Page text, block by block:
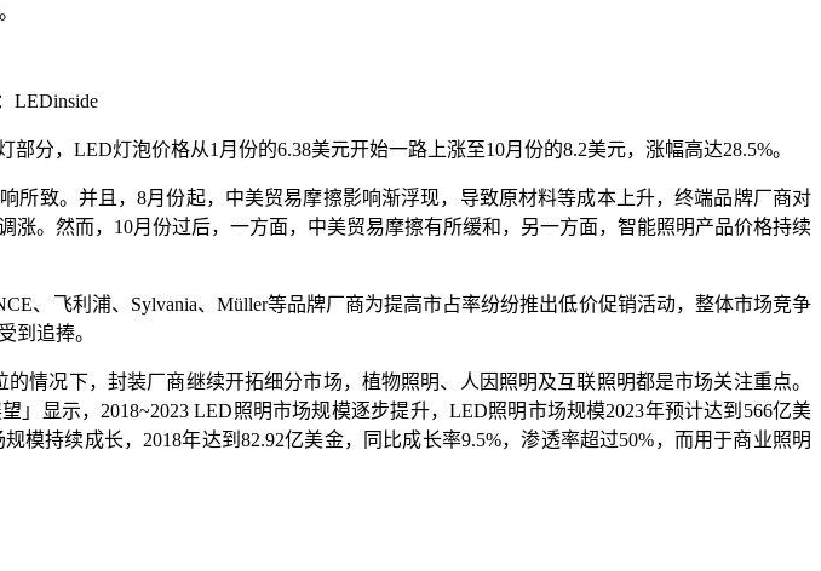
LEDinside
分，LED灯泡价格从1月份的6.38美元开始一路上涨至10月份的8.2美元，涨幅高达28.5%。
致。并且，8月份起，中美贸易摩擦影响渐浮现，导致原材料等成本上升，终端品牌厂商对
。然而，10月份过后，一方面，中美贸易摩擦有所缓和，另一方面，智能照明产品价格持续
、飞利浦、Sylvania、Müller等品牌厂商为提高市占率纷纷推出低价促销活动，整体市场竞争
到追捧。
情况下，封装厂商继续开拓细分市场，植物照明、人因照明及互联照明都是市场关注重点。
」显示，2018~2023 LED照明市场规模逐步提升，LED照明市场规模2023年预计达到566亿美
持续成长，2018年达到82.92亿美金，同比成长率9.5%，渗透率超过50%，而用于商业照明